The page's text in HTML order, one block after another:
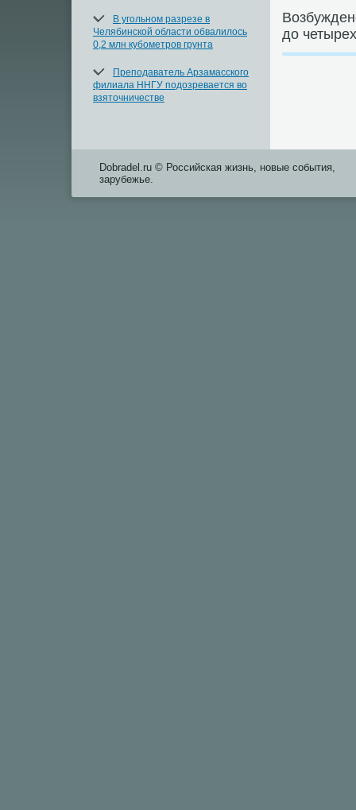
В угольном разрезе в
Челябинской области обвалилось
0,2 млн кубометров грунта
Преподаватель Арзамасского
филиала ННГУ подозревается во
взяточничестве
дο
Dobradel.ru © Российская жизнь, новые события,
зарубежье.